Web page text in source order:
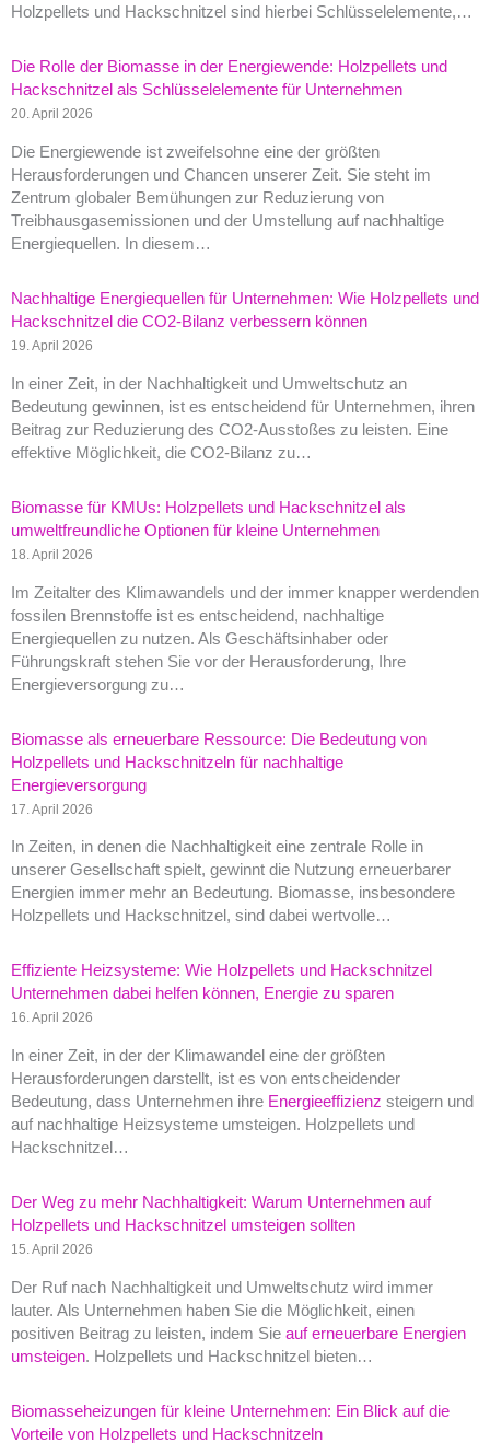
Holzpellets und Hackschnitzel sind hierbei Schlüsselelemente,…
Die Rolle der Biomasse in der Energiewende: Holzpellets und
Hackschnitzel als Schlüsselelemente für Unternehmen
20. April 2026
Die Energiewende ist zweifelsohne eine der größten
Herausforderungen und Chancen unserer Zeit. Sie steht im
Zentrum globaler Bemühungen zur Reduzierung von
Treibhausgasemissionen und der Umstellung auf nachhaltige
Energiequellen. In diesem…
Nachhaltige Energiequellen für Unternehmen: Wie Holzpellets und
Hackschnitzel die CO2-Bilanz verbessern können
19. April 2026
In einer Zeit, in der Nachhaltigkeit und Umweltschutz an
Bedeutung gewinnen, ist es entscheidend für Unternehmen, ihren
Beitrag zur Reduzierung des CO2-Ausstoßes zu leisten. Eine
effektive Möglichkeit, die CO2-Bilanz zu…
Biomasse für KMUs: Holzpellets und Hackschnitzel als
umweltfreundliche Optionen für kleine Unternehmen
18. April 2026
Im Zeitalter des Klimawandels und der immer knapper werdenden
fossilen Brennstoffe ist es entscheidend, nachhaltige
Energiequellen zu nutzen. Als Geschäftsinhaber oder
Führungskraft stehen Sie vor der Herausforderung, Ihre
Energieversorgung zu…
Biomasse als erneuerbare Ressource: Die Bedeutung von
Holzpellets und Hackschnitzeln für nachhaltige
Energieversorgung
17. April 2026
In Zeiten, in denen die Nachhaltigkeit eine zentrale Rolle in
unserer Gesellschaft spielt, gewinnt die Nutzung erneuerbarer
Energien immer mehr an Bedeutung. Biomasse, insbesondere
Holzpellets und Hackschnitzel, sind dabei wertvolle…
Effiziente Heizsysteme: Wie Holzpellets und Hackschnitzel
Unternehmen dabei helfen können, Energie zu sparen
16. April 2026
In einer Zeit, in der der Klimawandel eine der größten
Herausforderungen darstellt, ist es von entscheidender
Bedeutung, dass Unternehmen ihre Energieeffizienz steigern und
auf nachhaltige Heizsysteme umsteigen. Holzpellets und
Hackschnitzel…
Der Weg zu mehr Nachhaltigkeit: Warum Unternehmen auf
Holzpellets und Hackschnitzel umsteigen sollten
15. April 2026
Der Ruf nach Nachhaltigkeit und Umweltschutz wird immer
lauter. Als Unternehmen haben Sie die Möglichkeit, einen
positiven Beitrag zu leisten, indem Sie auf erneuerbare Energien
umsteigen. Holzpellets und Hackschnitzel bieten…
Biomasseheizungen für kleine Unternehmen: Ein Blick auf die
Vorteile von Holzpellets und Hackschnitzeln